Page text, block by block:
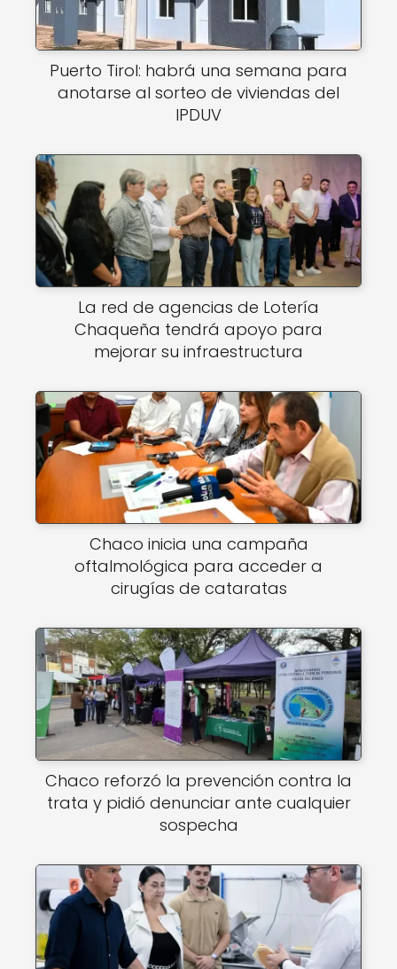
Puerto Tirol: habrá una semana para
anotarse al sorteo de viviendas del
IPDUV
La red de agencias de Lotería
Chaqueña tendrá apoyo para
mejorar su infraestructura
Chaco inicia una campaña
oftalmológica para acceder a
cirugías de cataratas
Chaco reforzó la prevención contra la
trata y pidió denunciar ante cualquier
sospecha